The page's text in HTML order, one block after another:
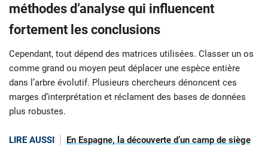
méthodes d’analyse qui influencent
fortement les conclusions
Cependant, tout dépend des matrices utilisées. Classer un os
comme grand ou moyen peut déplacer une espèce entière
dans l’arbre évolutif. Plusieurs chercheurs dénoncent ces
marges d’interprétation et réclament des bases de données
plus robustes.
LIRE AUSSI
En Espagne, la découverte d’un camp de siège